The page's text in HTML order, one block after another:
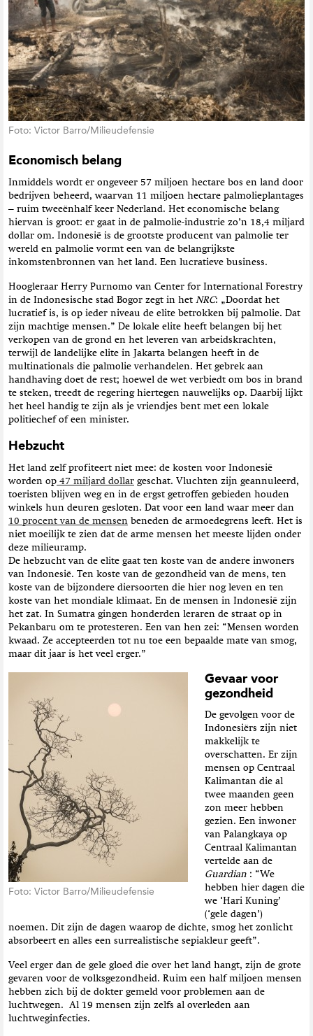
Foto: Victor Barro/Milieudefensie
Economisch belang
Inmiddels wordt er ongeveer 57 miljoen hectare bos en land door
bedrijven beheerd, waarvan 11 miljoen hectare palmolieplantages
– ruim tweeënhalf keer Nederland. Het economische belang
hiervan is groot: er gaat in de palmolie-industrie zo’n 18,4 miljard
dollar om. Indonesië is de grootste producent van palmolie ter
wereld en palmolie vormt een van de belangrijkste
inkomstenbronnen van het land. Een lucratieve business.
Hoogleraar Herry Purnomo van Center for International Forestry
in de Indonesische stad Bogor zegt in het NRC: „Doordat het
lucratief is, is op ieder niveau de elite betrokken bij palmolie. Dat
zijn machtige mensen.” De lokale elite heeft belangen bij het
verkopen van de grond en het leveren van arbeidskrachten,
terwijl de landelijke elite in Jakarta belangen heeft in de
multinationals die palmolie verhandelen. Het gebrek aan
handhaving doet de rest; hoewel de wet verbiedt om bos in brand
te steken, treedt de regering hiertegen nauwelijks op. Daarbij lijkt
het heel handig te zijn als je vriendjes bent met een lokale
politiechef of een minister.
Hebzucht
Het land zelf profiteert niet mee: de kosten voor Indonesië
worden op 47 miljard dollar geschat. Vluchten zijn geannuleerd,
toeristen blijven weg en in de ergst getroffen gebieden houden
winkels hun deuren gesloten. Dat voor een land waar meer dan
10 procent van de mensen beneden de armoedegrens leeft. Het is
niet moeilijk te zien dat de arme mensen het meeste lijden onder
deze milieuramp.
De hebzucht van de elite gaat ten koste van de andere inwoners
van Indonesië. Ten koste van de gezondheid van de mens, ten
koste van de bijzondere diersoorten die hier nog leven en ten
koste van het mondiale klimaat. En de mensen in Indonesië zijn
het zat. In Sumatra gingen honderden leraren de straat op in
Pekanbaru om te protesteren. Een van hen zei: “Mensen worden
kwaad. Ze accepteerden tot nu toe een bepaalde mate van smog,
maar dit jaar is het veel erger.”
Foto: Victor Barro/Milieudefensie
Gevaar voor
gezondheid
De gevolgen voor de
Indonesiërs zijn niet
makkelijk te
overschatten. Er zijn
mensen op Centraal
Kalimantan die al
twee maanden geen
zon meer hebben
gezien. Een inwoner
van Palangkaya op
Centraal Kalimantan
vertelde aan de
Guardian : “We
hebben hier dagen die
we ‘Hari Kuning’
(‘gele dagen’)
noemen. Dit zijn de dagen waarop de dichte, smog het zonlicht
absorbeert en alles een surrealistische sepiakleur geeft”.
Veel erger dan de gele gloed die over het land hangt, zijn de grote
gevaren voor de volksgezondheid. Ruim een half miljoen mensen
hebben zich bij de dokter gemeld voor problemen aan de
luchtwegen. Al 19 mensen zijn zelfs al overleden aan
luchtweginfecties.